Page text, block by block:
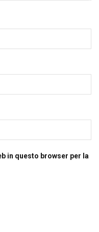
in questo browser per la